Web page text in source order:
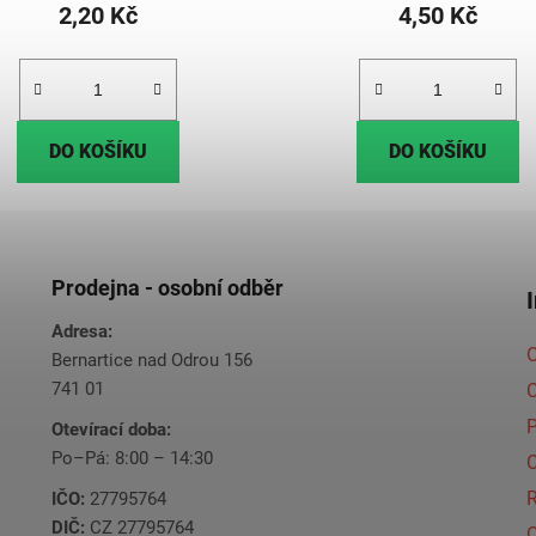
2,20 Kč
DO KOŠÍKU
4,50 Kč
DO KOŠÍKU
Prodejna - osobní odběr
Adresa:
Bernartice nad Odrou 156
741 01
Otevírací doba:
Po–Pá: 8:00 – 14:30
IČO: 27795764
DIČ: CZ 27795764